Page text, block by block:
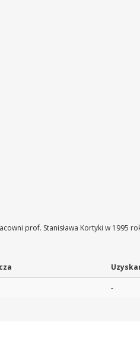
prof. Stanisława Kortyki w 1995
-